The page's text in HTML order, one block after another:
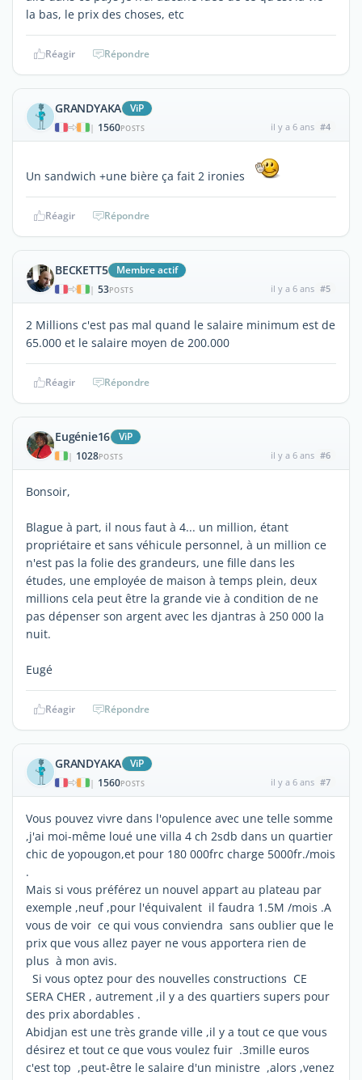
la bas, le prix des choses, etc
Réagir Répondre
GRANDYAKA ViP
| 1560POSTS il y a 6 ans #4
Un sandwich +une bière ça fait 2 ironies
Réagir Répondre
BECKETT5 Membre actif
| 53POSTS il y a 6 ans #5
2 Millions c'est pas mal quand le salaire minimum est de
65.000 et le salaire moyen de 200.000
Réagir Répondre
Eugénie16 ViP
| 1028POSTS il y a 6 ans #6
Bonsoir,
Blague à part, il nous faut à 4... un million, étant
propriétaire et sans véhicule personnel, à un million ce
n'est pas la folie des grandeurs, une fille dans les
études, une employée de maison à temps plein, deux
millions cela peut être la grande vie à condition de ne
pas dépenser son argent avec les djantras à 250 000 la
nuit.
Eugé
Réagir Répondre
GRANDYAKA ViP
| 1560POSTS il y a 6 ans #7
Vous pouvez vivre dans l'opulence avec une telle somme
,j'ai moi-même loué une villa 4 ch 2sdb dans un quartier
chic de yopougon,et pour 180 000frc charge 5000fr./mois
.
Mais si vous préférez un nouvel appart au plateau par
exemple ,neuf ,pour l'équivalent il faudra 1.5M /mois .A
vous de voir ce qui vous conviendra sans oublier que le
prix que vous allez payer ne vous apportera rien de
plus à mon avis.
Si vous optez pour des nouvelles constructions CE
SERA CHER , autrement ,il y a des quartiers supers pour
des prix abordables .
Abidjan est une très grande ville ,il y a tout ce que vous
désirez et tout ce que vous voulez fuir .3mille euros
c'est top ,peut-être le salaire d'un ministre ,alors ,venez